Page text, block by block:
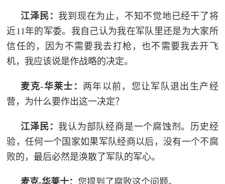
江泽民： 我到现在为止，不知不觉地已经干了将
近11年的军委。我自己认为我在军队里还是为大家所
信任的，因为不需要我去打枪，也不需要我去开飞
机，我应该说是作战略的决定。
麦克-华莱士： 两年以前，您让军队退出生产经
营，为什么要作出这一决定？
江泽民： 我认为部队经商是一个腐蚀剂。历史经
验，任何一个国家如果军队经商以后，没有一个不腐
败的，最后必然是涣散了军队的军心。
麦克-华莱士：您提到了腐败这个问题。